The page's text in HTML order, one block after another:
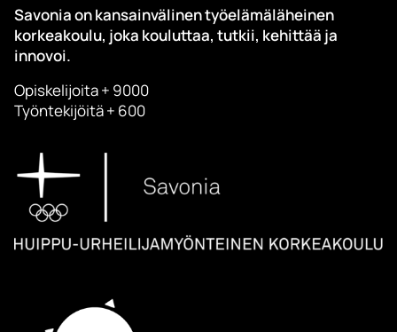
Savonia on kansainvälinen työelämäläheinen
korkeakoulu, joka kouluttaa, tutkii, kehittää ja
innovoi.
Opiskelijoita + 9000
Työntekijöitä + 600